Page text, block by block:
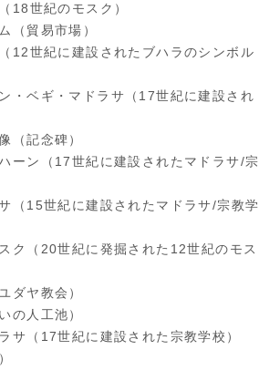
18世紀のモスク）
（貿易市場）
12世紀に建設されたブハラのシンボル
・ベギ・マドラサ（17世紀に建設され
（記念碑）
ーン（17世紀に建設されたマドラサ/宗
（15世紀に建設されたマドラサ/宗教学
ク（20世紀に発掘された12世紀のモス
ダヤ教会）
の人工池）
サ（17世紀に建設された宗教学校）